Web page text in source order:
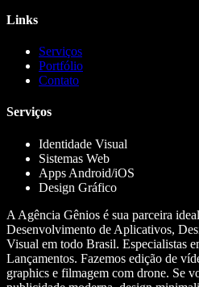
Links
Serviços
Portfólio
Contato
Serviços
Identidade Visual
Sistemas Web
Apps Android/iOS
Design Gráfico
A Agência Gênios é sua parceira
Desenvolvimento de Aplicativos,
Visual em todo Brasil. Especialistas
Lançamentos. Fazemos edição de
graphics e filmagem com drone. Se